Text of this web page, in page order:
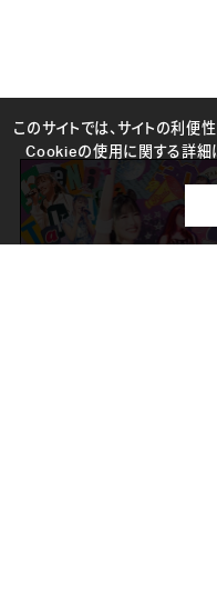
このサイトでは、サイトの利便
Cookieの使用に関する詳細